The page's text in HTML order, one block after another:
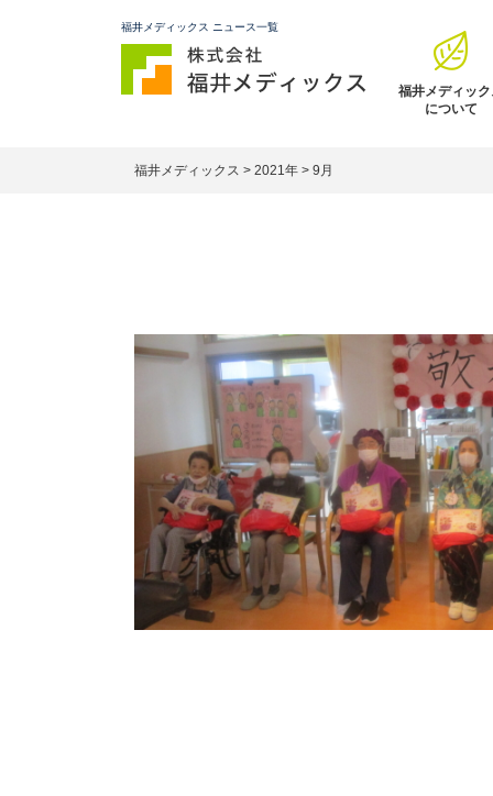
福井メディックス ニュース一覧
福井メディック
について
福井メディックス > 2021年 > 9月